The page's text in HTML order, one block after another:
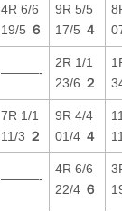
4R 6/6
19/5 ６
9R 5/5
17/5 ４
———-
2R 1/1
23/6 ２
7R 1/1
11/3 ２
9R 4/4
01/4 ４
———-
4R 6/6
22/4 ６